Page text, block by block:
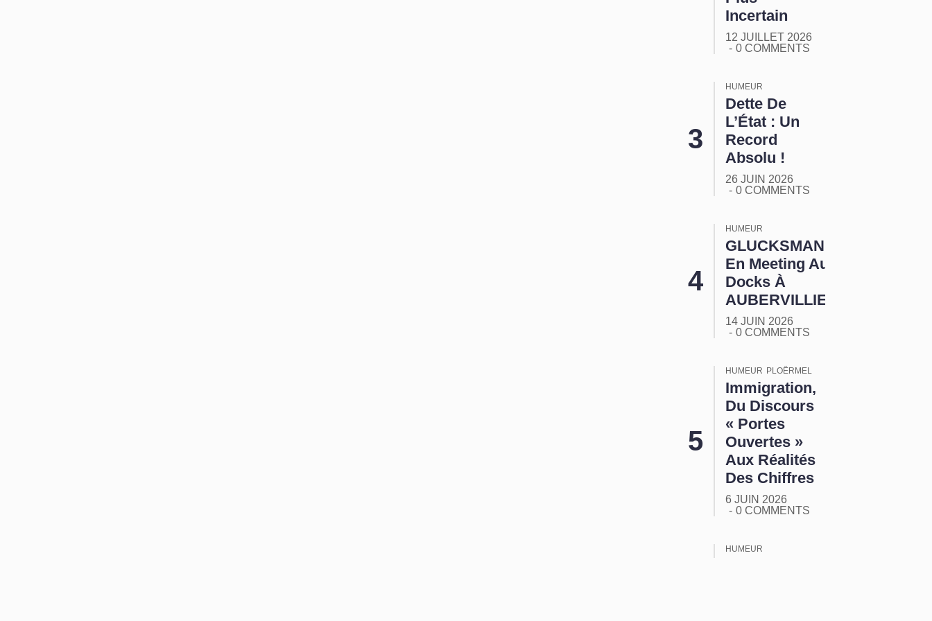
Incertain
12 JUILLET 2026
0 COMMENTS
HUMEUR
Dette De
L’État : Un
Record
Absolu !
26 JUIN 2026
0 COMMENTS
HUMEUR
GLUCKSMANN
En Meeting Aux
Docks À
AUBERVILLIERS
14 JUIN 2026
0 COMMENTS
HUMEUR PLOËRMEL
Immigration,
Du Discours
« Portes
Ouvertes »
Aux Réalités
Des Chiffres
6 JUIN 2026
0 COMMENTS
HUMEUR